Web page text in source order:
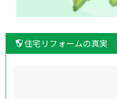
住宅リフォームの真実